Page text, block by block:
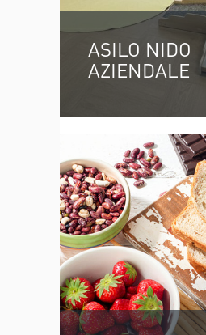
ASILO NIDO
AZIENDALE